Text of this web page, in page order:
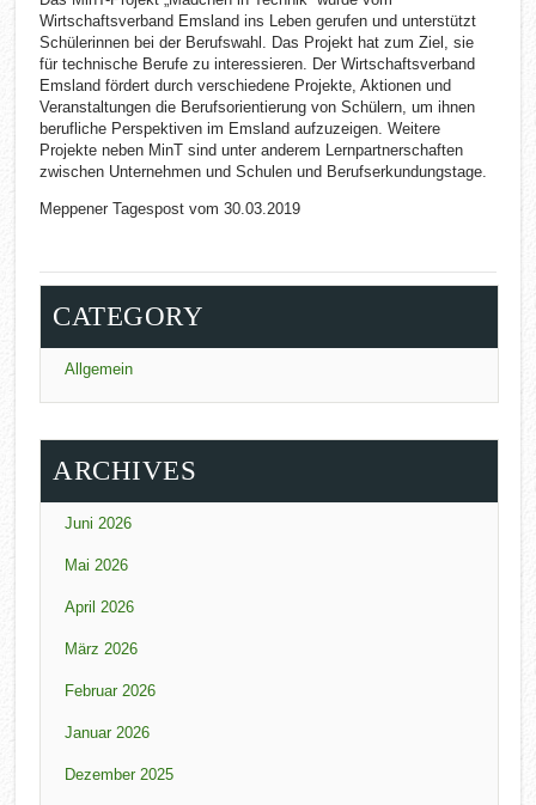
Wirtschaftsverband Emsland ins Leben gerufen und unterstützt
Schülerinnen bei der Berufswahl. Das Projekt hat zum Ziel, sie
für technische Berufe zu interessieren. Der Wirtschaftsverband
Emsland fördert durch verschiedene Projekte, Aktionen und
Veranstaltungen die Berufsorientierung von Schülern, um ihnen
berufliche Perspektiven im Emsland aufzuzeigen. Weitere
Projekte neben MinT sind unter anderem Lernpartnerschaften
zwischen Unternehmen und Schulen und Berufserkundungstage.
Meppener Tagespost vom 30.03.2019
CATEGORY
Allgemein
ARCHIVES
Juni 2026
Mai 2026
April 2026
März 2026
Februar 2026
Januar 2026
Dezember 2025